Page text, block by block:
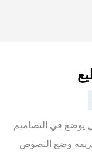
يوضع في التصاميم
وضع النصوص